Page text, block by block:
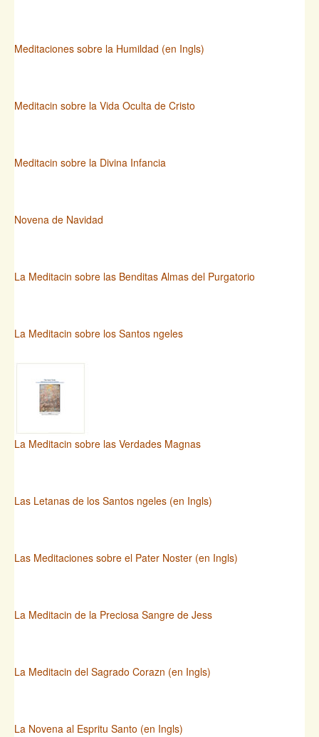
Meditaciones sobre la Humildad (en Ingls)
Meditacin sobre la Vida Oculta de Cristo
Meditacin sobre la Divina Infancia
Novena de Navidad
La Meditacin sobre las Benditas Almas del Purgatorio
La Meditacin sobre los Santos ngeles
La Meditacin sobre las Verdades Magnas
Las Letanas de los Santos ngeles (en Ingls)
Las Meditaciones sobre el Pater Noster (en Ingls)
La Meditacin de la Preciosa Sangre de Jess
La Meditacin del Sagrado Corazn (en Ingls)
La Novena al Espritu Santo (en Ingls)